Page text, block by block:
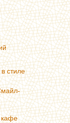
стиле
кафе